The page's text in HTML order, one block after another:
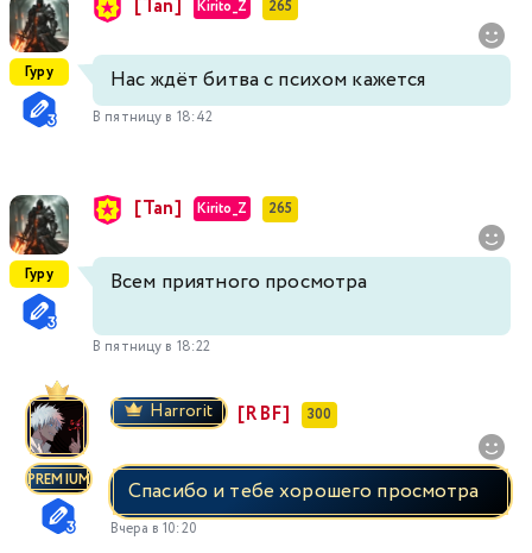
Гуру
[Tan] Kirito_Z 265
Нас ждёт битва с психом кажется
В пятницу в 18:42
Гуру
[Tan] Kirito_Z 265
Всем приятного просмотра
В пятницу в 18:22
PREMIUM
Harrorit [RBF] 300
Спасибо и тебе хорошего просмотра
Вчера в 10:20